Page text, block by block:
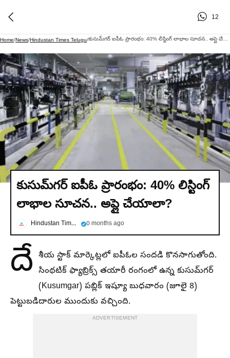
12
Home/News/Hindustan Times Telugu/
కుసుమ్‌గర్ ఐపీఓ ప్రారంభం: 40% లిస్టింగ్
లాభాల సూచన.. అప్లై చేయాలా?
Hindustan Times Telugu 0 months ago
దే శీయ స్టాక్ మార్కెట్లలో ఐపీఓల సందడి కొనసాగుతోంది.
సింథటిక్ ఫ్యాబ్రిక్స్ తయారీ రంగంలో ఉన్న కుసుమ్‌గర్
(Kusumgar) పబ్లిక్ ఇష్యూ బుధవారం (జూలై 8)
పెట్టుబడిదారుల ముందుకు వచ్చింది.
ADVERTISEMENT